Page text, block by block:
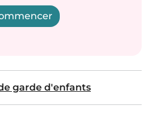
garde d'enfants